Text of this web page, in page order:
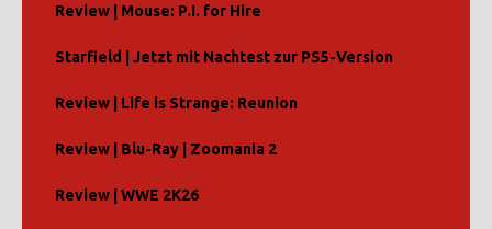
Review | Mouse: P.I. for Hire
Starfield | Jetzt mit Nachtest zur PS5-Version
Review | Life is Strange: Reunion
Review | Blu-Ray | Zoomania 2
Review | WWE 2K26